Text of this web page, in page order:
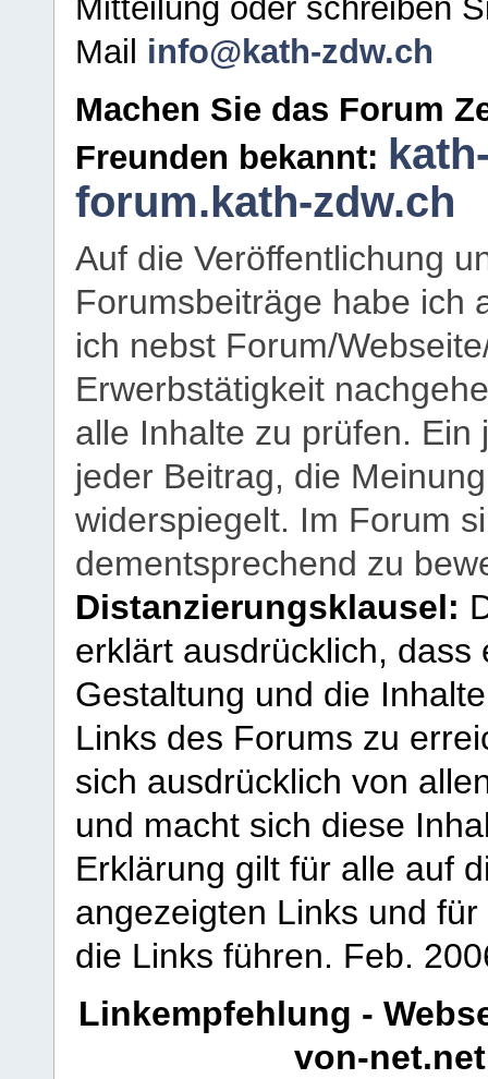
Mitteilung oder schreiben
Mail info@kath-zdw.ch
Machen Sie das Forum
Freunden bekannt:
forum.kath-zdw.ch
Auf die Veröffentlichung
Forumsbeiträge habe ich
ich nebst Forum/
Erwerbstätigkeit
alle Inhalte zu prüfen.
jeder Beitrag, die
widerspiegelt. Im Forum
dementsprechend zu
Distanzierungsklausel:
erklärt ausdrücklich,
Gestaltung und die
Links des Forums zu
sich ausdrücklich von
und macht sich diese
Erklärung gilt für alle auf
angezeigten Links und
die Links führen. Feb.
Linkempfehlung -
von-net.net